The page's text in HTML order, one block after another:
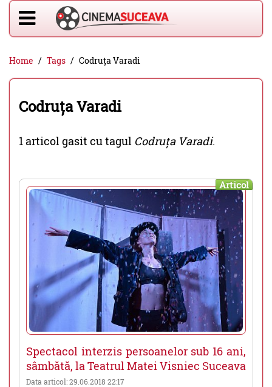
Home Tags Codruța Varadi
Codruța Varadi
1 articol gasit cu tagul Codruța Varadi.
Articol
Spectacol interzis persoanelor sub 16 ani,
sâmbătă, la Teatrul Matei Visniec Suceava
Data articol: 29.06.2018 22:17